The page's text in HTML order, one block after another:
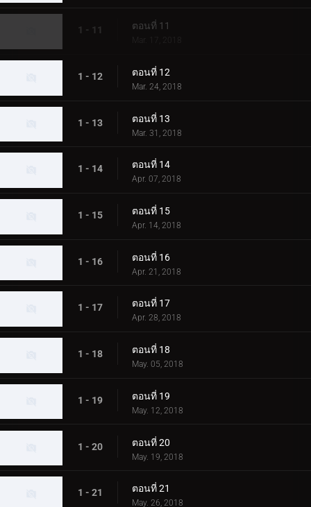
1 - 11 ตอนที่ 11
Mar. 17, 2018
1 - 12 ตอนที่ 12
Mar. 24, 2018
1 - 13 ตอนที่ 13
Mar. 31, 2018
1 - 14 ตอนที่ 14
Apr. 07, 2018
1 - 15 ตอนที่ 15
Apr. 14, 2018
1 - 16 ตอนที่ 16
Apr. 21, 2018
1 - 17 ตอนที่ 17
Apr. 28, 2018
1 - 18 ตอนที่ 18
May. 05, 2018
1 - 19 ตอนที่ 19
May. 12, 2018
1 - 20 ตอนที่ 20
May. 19, 2018
1 - 21 ตอนที่ 21
May. 26, 2018